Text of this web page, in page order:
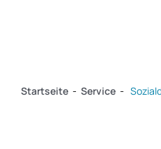
Startseite - Service -